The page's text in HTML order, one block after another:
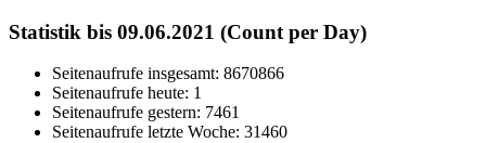
Statistik bis 09.06.2021 (Count per Day)
Seitenaufrufe insgesamt: 8670866
Seitenaufrufe heute: 1
Seitenaufrufe gestern: 7461
Seitenaufrufe letzte Woche: 31460